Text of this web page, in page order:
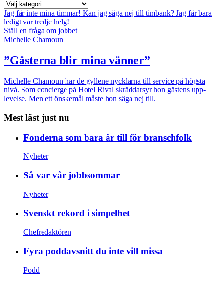
Jag får inte mina timmar! Kan jag säga nej till timbank? Jag får bara
ledigt var tredje helg!
Ställ en fråga om jobbet
Michelle Chamoun
”Gästerna blir mina vänner”
Michelle Chamoun har de gyllene nycklarna till service på högsta
nivå. Som concierge på Hotel Rival skräddarsyr hon gästens upp­
levelse. Men ett önskemål måste hon säga nej till.
Mest läst just nu
Fonderna som bara är till för branschfolk
Nyheter
Så var vår jobbsommar
Nyheter
Svenskt rekord i simpelhet
Chefredaktören
Fyra poddavsnitt du inte vill missa
Podd